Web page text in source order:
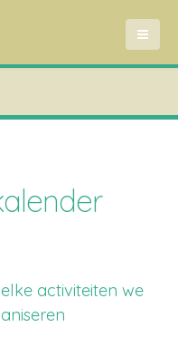
activiteiten we